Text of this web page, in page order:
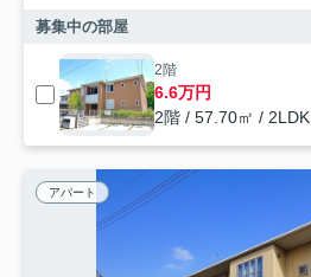
募集中の部屋
2階
6.6万円
2階 / 57.70㎡ / 2LDK
アパート